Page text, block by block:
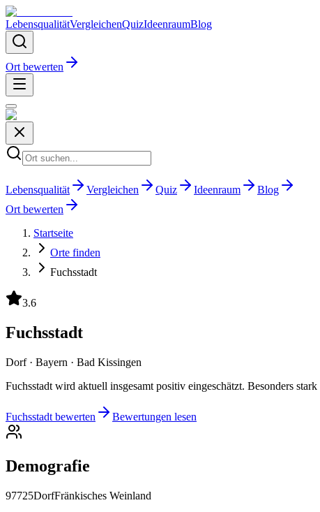
LebensqualitätVergleichenQuizIdeenraumBlog
Ort bewerten
Lebensqualität Vergleichen Quiz Ideenraum
Blog
Ort bewerten
Startseite
Orte finden
Fuchsstadt
3.6
Fuchsstadt
Dorf · Bayern · Bad Kissingen
Fuchsstadt wird aktuell insgesamt positiv eingeschätzt. Besonders
Fuchsstadt bewerten Bewertungen lesen
Demografie
97725DorfFränkisches Weinland